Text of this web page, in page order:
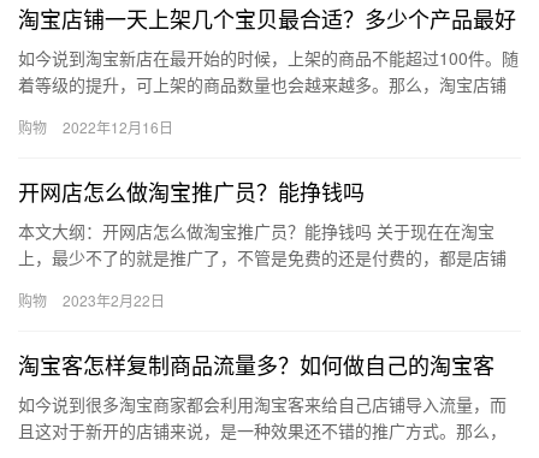
淘宝店铺一天上架几个宝贝最合适？多少个产品最好
如今说到淘宝新店在最开始的时候，上架的商品不能超过100件。随
着等级的提升，可上架的商品数量也会越来越多。那么，淘宝店铺
店…
购物 2022年12月16日
开网店怎么做淘宝推广员？能挣钱吗
本文大纲：开网店怎么做淘宝推广员？能挣钱吗 关于现在在淘宝
上，最少不了的就是推广了，不管是免费的还是付费的，都是店铺
开网店…
购物 2023年2月22日
淘宝客怎样复制商品流量多？如何做自己的淘宝客
如今说到很多淘宝商家都会利用淘宝客来给自己店铺导入流量，而
且这对于新开的店铺来说，是一种效果还不错的推广方式。那么，